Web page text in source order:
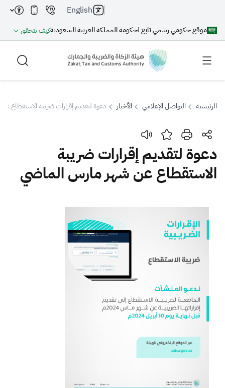
موقع حكومي رسمي تابع لحكومة المملكة العربية السعوديةكيف تتحقق
English
بحث
بحث بحث AI
اقتراحات
الزكاة
ضريبة القيمة المضافة
الإقرار الضريبي
التصرفات العقارية
الرئيسية التواصل الإعلامي الأخبار دعوة لتقديم إقرارات ضريبة الاستقطاع
دعوة لتقديم إقرارات ضريبة
الاستقطاع عن شهر مارس الماضي